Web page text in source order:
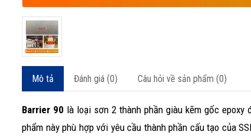
Mô tả Đánh giá (0) Câu hỏi về sản phẩm (0)
Barrier 90 là loại sơn 2 thành phần giàu kẽm gốc epoxy
phẩm này phù hợp với yêu cầu thành phần cấu tạo của